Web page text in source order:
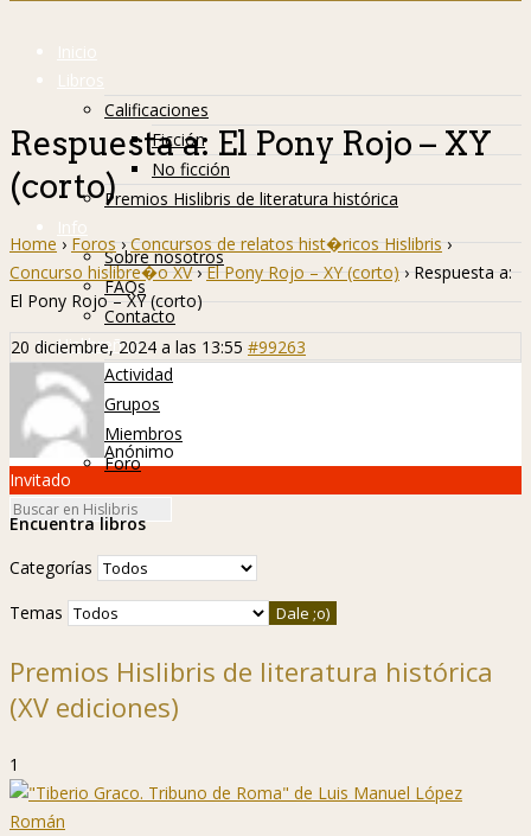
Inicio
Libros
Calificaciones
Ficción
No ficción
Premios Hislibris de literatura histórica
Info
Sobre nosotros
FAQs
Contacto
Hislibreños
Actividad
Grupos
Miembros
Foro
Respuesta a: El Pony Rojo – XY
(corto)
Home › Foros › Concursos de relatos hist�ricos Hislibris ›
Concurso hislibre�o XV › El Pony Rojo – XY (corto) › Respuesta a:
El Pony Rojo – XY (corto)
20 diciembre, 2024 a las 13:55 #99263
Anónimo
Invitado
Encuentra libros
Categorías
Temas
Premios Hislibris de literatura histórica
(XV ediciones)
1